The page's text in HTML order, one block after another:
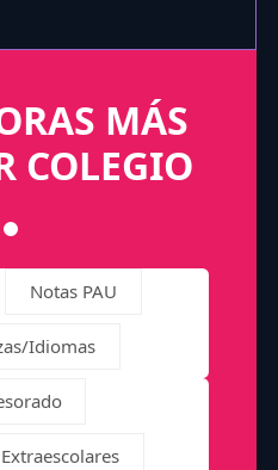
MÁS
COLEGIO
Notas PAU
Idiomas